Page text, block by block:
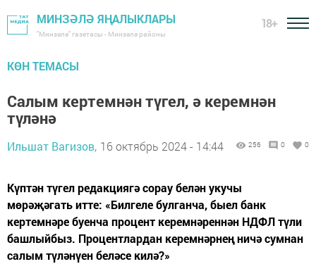
МИНЗӘЛӘ ЯҢАЛЫКЛАРЫ
"Минзәлә" газетасы - Минзәлә районы
18+
КӨН ТЕМАСЫ
Салым кертемнән түгел, ә керемнән
түләнә
Ильшат Вагизов, 16 октябрь 2024 - 14:44 256 0 0
Күптән түгел редакциягә сорау белән укучы
мөрәҗәгать итте: «Билгеле булганча, быел банк
кертемнәре буенча процент керемнәреннән НДФЛ түли
башлыйбыз. Процентлардан керемнәрнең ничә сумнан
салым түләнүен беләсе килә?»